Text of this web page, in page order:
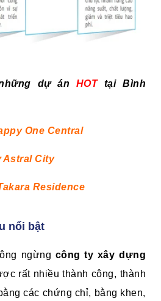
dự án HOTtại Bình
One Central
Astral City
Residence
nổi bật
ngừng công ty xây dựng
rất nhiều thành công, thành
các chứng chỉ, bằng khen,